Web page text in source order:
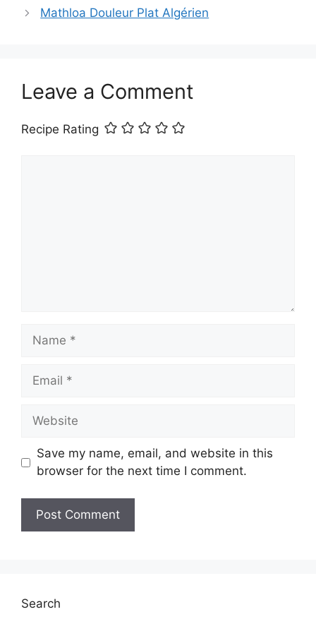
Mathloa Douleur Plat Algérien
Leave a Comment
Recipe Rating
Name
Email
Website
Save my name, email, and website in this
browser for the next time I comment.
Search